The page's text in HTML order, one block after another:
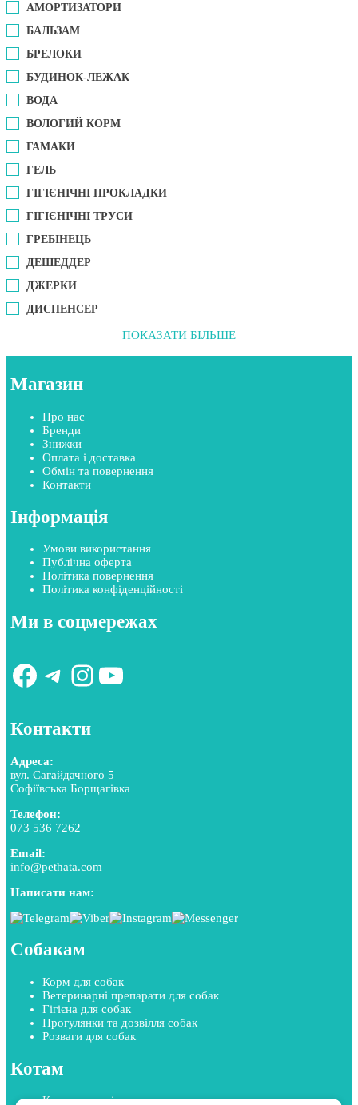
АМОРТИЗАТОРИ
БАЛЬЗАМ
БРЕЛОКИ
БУДИНОК-ЛЕЖАК
ВОДА
ВОЛОГИЙ КОРМ
ГАМАКИ
ГЕЛЬ
ГІГІЄНІЧНІ ПРОКЛАДКИ
ГІГІЄНІЧНІ ТРУСИ
ГРЕБІНЕЦЬ
ДЕШЕДДЕР
ДЖЕРКИ
ДИСПЕНСЕР
ПОКАЗАТИ БІЛЬШЕ
Магазин
Про нас
Бренди
Знижки
Оплата і доставка
Обмін та повернення
Контакти
Інформація
Умови використання
Публічна оферта
Політика повернення
Політика конфіденційності
Ми в соцмережах
Facebook
Telegram
Instagram
YouTube
Контакти
Адреса:
вул. Сагайдачного 5
Софіївська Борщагівка
Телефон:
073 536 7262
Email:
info@pethata.com
Написати нам:
Собакам
Корм для собак
Ветеринарні препарати для собак
Гігієна для собак
Прогулянки та дозвілля собак
Розваги для собак
Котам
Корм для котів